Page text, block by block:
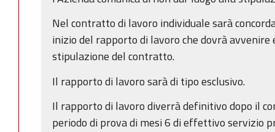
Nel contratto di lavoro individuale sarà
inizio del rapporto di lavoro che dovrà
stipulazione del contratto.
Il rapporto di lavoro sarà di tipo esclusivo.
Il rapporto di lavoro diverrà definitivo dopo il
periodo di prova di mesi 6 di effettivo servizio